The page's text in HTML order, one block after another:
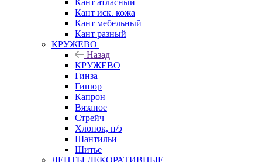
Кант атласный
Кант иск. кожа
Кант мебельный
Кант разный
КРУЖЕВО
Назад
КРУЖЕВО
Гинза
Гипюр
Капрон
Вязаное
Стрейч
Хлопок, п/э
Шантильи
Шитье
ЛЕНТЫ ДЕКОРАТИВНЫЕ